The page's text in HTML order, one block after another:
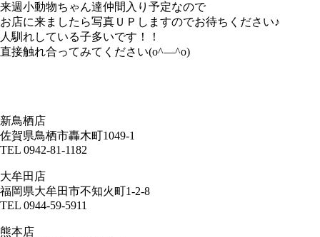
来週小動物ちゃん達仲間入り予定なので
お店に来ましたら写真ＵＰしますのでお待ちください♪
人馴れしている子多いです！！
直接触れ合ってみてください(o^―^o)
新鳥栖店
佐賀県鳥栖市轟木町1049-1
TEL 0942-81-1182
大牟田店
福岡県大牟田市不知火町1-2-8
TEL 0944-59-5911
熊本店